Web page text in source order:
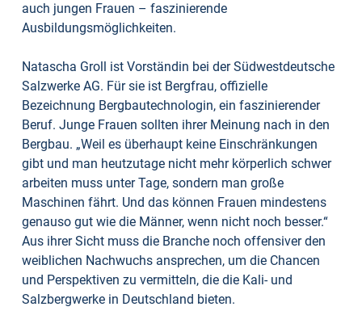
auch jungen Frauen – faszinierende
Ausbildungsmöglichkeiten.
Natascha Groll ist Vorständin bei der Südwestdeutsche
Salzwerke AG. Für sie ist Bergfrau, offizielle
Bezeichnung Bergbautechnologin, ein faszinierender
Beruf. Junge Frauen sollten ihrer Meinung nach in den
Bergbau. „Weil es überhaupt keine Einschränkungen
gibt und man heutzutage nicht mehr körperlich schwer
arbeiten muss unter Tage, sondern man große
Maschinen fährt. Und das können Frauen mindestens
genauso gut wie die Männer, wenn nicht noch besser.“
Aus ihrer Sicht muss die Branche noch offensiver den
weiblichen Nachwuchs ansprechen, um die Chancen
und Perspektiven zu vermitteln, die die Kali- und
Salzbergwerke in Deutschland bieten.